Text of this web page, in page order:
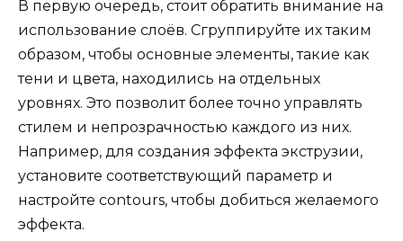
В первую очередь, стоит обратить внимание на
использование слоёв. Сгруппируйте их таким
образом, чтобы основные элементы, такие как
тени и цвета, находились на отдельных
уровнях. Это позволит более точно управлять
стилем и непрозрачностью каждого из них.
Например, для создания эффекта экструзии,
установите соответствующий параметр и
настройте contours, чтобы добиться желаемого
эффекта.